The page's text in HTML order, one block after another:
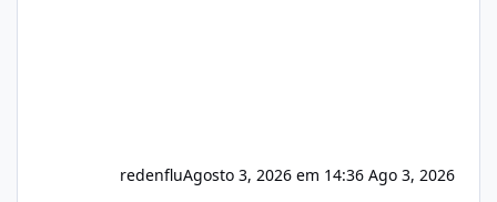
redenfluAgosto 3, 2026 em 14:36 Ago 3, 2026